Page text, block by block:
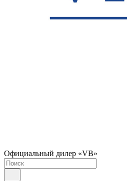
Официальный дилер «VB»